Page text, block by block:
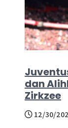
dan
Zirkzee
12/30/